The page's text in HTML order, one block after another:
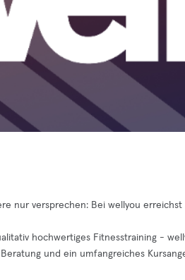
nur versprechen: Bei wellyou
hochwertiges Fitnesstraining -
und ein umfangreiches